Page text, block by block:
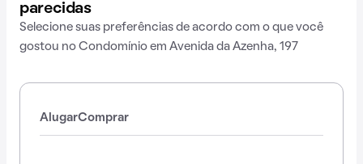
parecidas
Selecione suas preferências de acordo com o que você
gostou no Condomínio em Avenida da Azenha, 197
AlugarComprar